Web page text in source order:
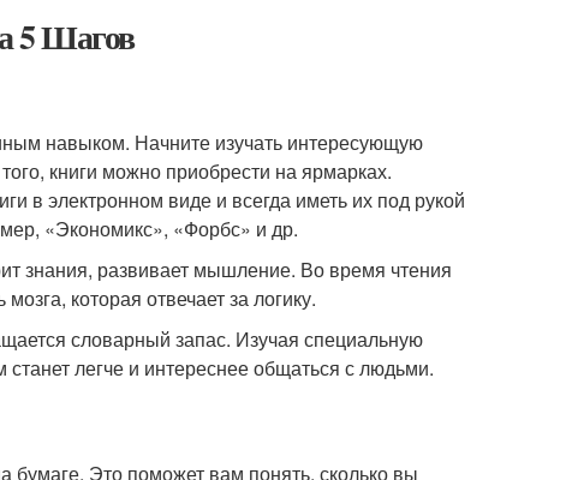
5 Шагов
навыком. Начните изучать интересующую
книги можно приобрести на ярмарках.
в электронном виде и всегда иметь их под рукой
«Экономикс», «Форбс» и др.
знания, развивает мышление. Во время чтения
которая отвечает за логику.
словарный запас. Изучая специальную
легче и интереснее общаться с людьми.
бумаге. Это поможет вам понять, сколько вы